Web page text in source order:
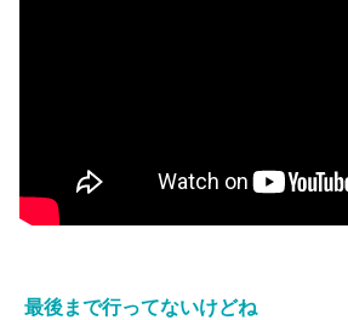
最後まで行ってないけどね